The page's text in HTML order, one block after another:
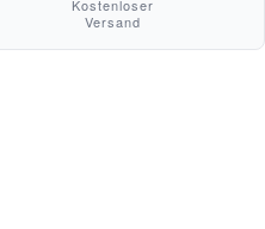
Kostenloser
Versand